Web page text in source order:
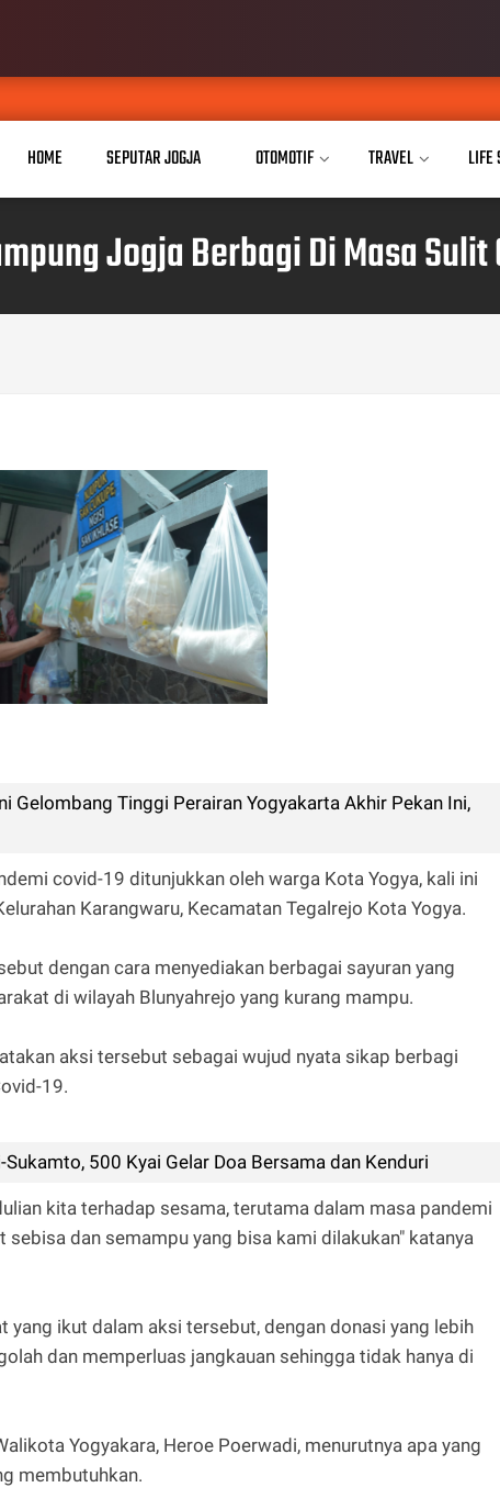
HOME SEPUTAR JOGJA OTOMOTIF TRAVEL LIFE
Jogja Berbagi Di Masa Sulit
Gelombang Tinggi Perairan Yogyakarta Akhir Pekan Ini,
covid-19 ditunjukkan oleh warga Kota Yogya, kali ini
Karangwaru, Kecamatan Tegalrejo Kota Yogya.
dengan cara menyediakan berbagai sayuran yang
di wilayah Blunyahrejo yang kurang mampu.
aksi tersebut sebagai wujud nyata sikap berbagi
19.
500 Kyai Gelar Doa Bersama dan Kenduri
kita terhadap sesama, terutama dalam masa pandemi
dan semampu yang bisa kami dilakukan" katanya
yang ikut dalam aksi tersebut, dengan donasi yang lebih
dan memperluas jangkauan sehingga tidak hanya di
Yogyakara, Heroe Poerwadi, menurutnya apa yang
membutuhkan.